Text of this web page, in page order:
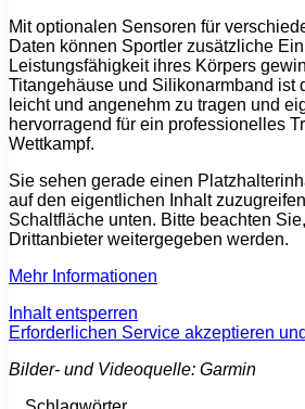
Mit optionalen Sensoren für
Daten können Sportler zusätzliche
Leistungsfähigkeit ihres Körpers
Titangehäuse und Silikonarmband ist
leicht und angenehm zu tragen und
hervorragend für ein professionelles
Wettkampf.
Sie sehen gerade einen
auf den eigentlichen Inhalt
Schaltfläche unten. Bitte beachten
Drittanbieter weitergegeben werden.
Mehr Informationen
Inhalt entsperren
Erforderlichen Service akzeptieren
Bilder- und Videoquelle: Garmin